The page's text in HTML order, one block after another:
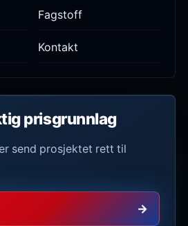
Fagstoff
Kontakt
prisgrunnlag
send prosjektet rett til
→